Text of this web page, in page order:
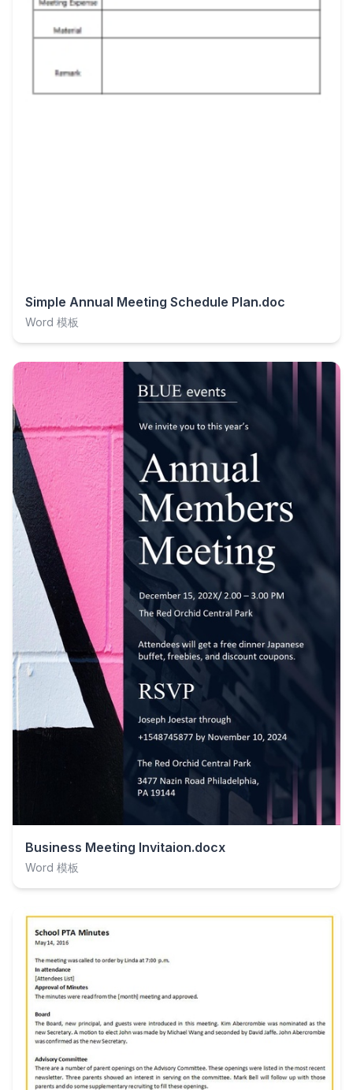
Simple Annual Meeting Schedule Plan.doc
Word 模板
Business Meeting Invitaion.docx
Word 模板